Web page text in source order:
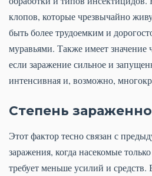
клопов, которые чрезвычайно
быть более трудоемким и
муравьями. Также имеет значение
если заражение сильное и
интенсивная и, возможно,
Степень
Этот фактор тесно связан с
заражения, когда насекомые
требует меньше усилий и